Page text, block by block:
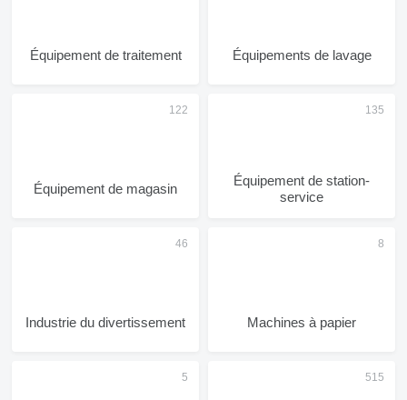
Équipement de traitement Équipements de lavage
Équipement de magasin
Équipement de station-
service
Industrie du divertissement Machines à papier